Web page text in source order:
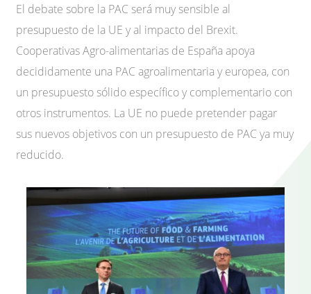
El debate sobre la PAC será muy sensible al
presupuesto de la UE y al impacto del Brexit.
Cooperativas Agro-alimentarias de España apoya
decididamente una PAC agroalimentaria y europea, con
un presupuesto sólido específico y complementario con
otros instrumentos. La UE no puede pretender pagar
sus nuevos objetivos con un presupuesto de PAC ya muy
reducido.